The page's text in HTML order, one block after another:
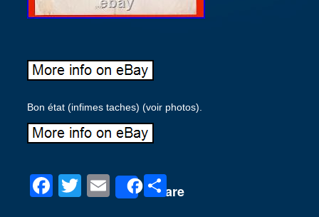
Bon état (infimes taches) (voir photos).
F
T
E
Share
P